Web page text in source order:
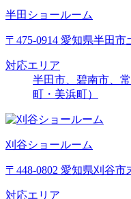
半田ショールーム
〒475-0914 愛知県半田市
対応エリア
半田市、碧南市、
町・美浜町）
刈谷ショールーム
〒448-0802 愛知県刈谷市
対応エリア